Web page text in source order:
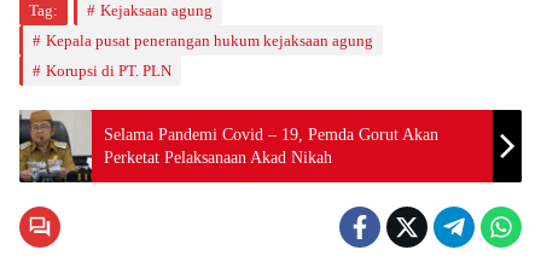
Tag:
Kejaksaan agung
Kepala pusat penerangan hukum kejaksaan agung
Korupsi di PT. PLN
Selama Pandemi Covid – 19, Pemda Gorut Akan
Perketat Pelaksanaan Akad Nikah